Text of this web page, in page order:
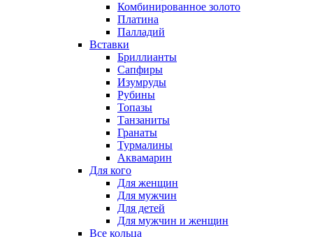
Комбинированное золото
Платина
Палладий
Вставки
Бриллианты
Сапфиры
Изумруды
Рубины
Топазы
Танзаниты
Гранаты
Турмалины
Аквамарин
Для кого
Для женщин
Для мужчин
Для детей
Для мужчин и женщин
Все кольца